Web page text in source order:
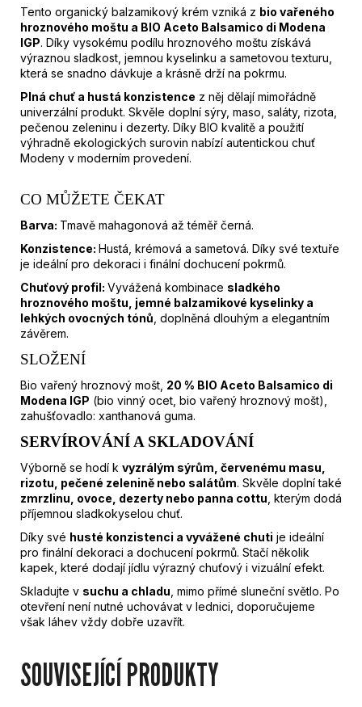
Tento organický balzamikový krém vzniká z bio vařeného
hroznového moštu a BIO Aceto Balsamico di Modena
IGP. Díky vysokému podílu hroznového moštu získává
výraznou sladkost, jemnou kyselinku a sametovou texturu,
která se snadno dávkuje a krásně drží na pokrmu.
Plná chuť a hustá konzistence z něj dělají mimořádně
univerzální produkt. Skvěle doplní sýry, maso, saláty, rizota,
pečenou zeleninu i dezerty. Díky BIO kvalitě a použití
výhradně ekologických surovin nabízí autentickou chuť
Modeny v moderním provedení.
CO MŮŽETE ČEKAT
Barva: Tmavě mahagonová až téměř černá.
Konzistence: Hustá, krémová a sametová. Díky své textuře
je ideální pro dekoraci i finální dochucení pokrmů.
Chuťový profil: Vyvážená kombinace sladkého
hroznového moštu, jemné balzamikové kyselinky a
lehkých ovocných tónů , doplněná dlouhým a elegantním
závěrem.
SLOŽENÍ
Bio vařený hroznový mošt, 20 % BIO Aceto Balsamico di
Modena IGP (bio vinný ocet, bio vařený hroznový mošt),
zahušťovadlo: xanthanová guma.
SERVÍROVÁNÍ A SKLADOVÁNÍ
Výborně se hodí k vyzrálým sýrům, červenému masu,
rizotu, pečené zelenině nebo salátům. Skvěle doplní také
zmrzlinu, ovoce, dezerty nebo panna cottu , kterým dodá
příjemnou sladkokyselou chuť.
Díky své husté konzistenci a vyvážené chuti je ideální
pro finální dekoraci a dochucení pokrmů. Stačí několik
kapek, které dodají jídlu výrazný chuťový i vizuální efekt.
Skladujte v suchu a chladu , mimo přímé sluneční světlo. Po
otevření není nutné uchovávat v lednici, doporučujeme
však láhev vždy dobře uzavřít.
SOUVISEJÍCÍ PRODUKTY
E
VOLKANUS
BRUT
BALESTRI
VALDA
0,75L
379